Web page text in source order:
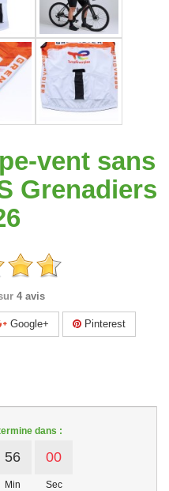
vent sans
Grenadiers
4 avis
Google+ Pinterest
dans :
55
Min
59
Sec